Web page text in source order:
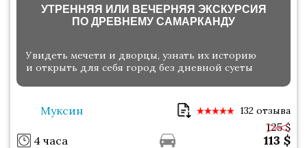
УТРЕННЯЯ ИЛИ ВЕЧЕРНЯЯ ЭКСКУРСИЯ
ПО ДРЕВНЕМУ САМАРКАНДУ
Увидеть мечети и дворцы, узнать их историю
и открыть для себя город без дневной суеты
Муксин 132 отзыва
4 часа 113 $
125 $